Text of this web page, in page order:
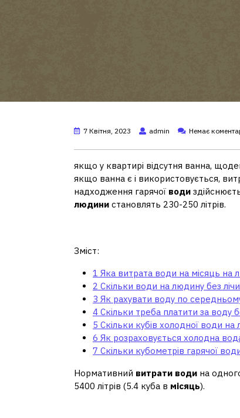
7 Квітня, 2023 admin Немає
якщо у квартирі відсутня ванна,
якщо ванна є і використовується,
надходження гарячої води
людини становлять 230-250 літрів.
Зміст:
1 Яка витрата води на місяць на
2 Скільки води на людину без
3 Як рахувати воду по
4 Скільки треба платити за воду
5 Скільки кубів холодної води на
6 Як розраховується холодна
7 Скільки кубометрів гарячої
Нормативний витрати води на
5400 літрів (5.4 куба в місяць).